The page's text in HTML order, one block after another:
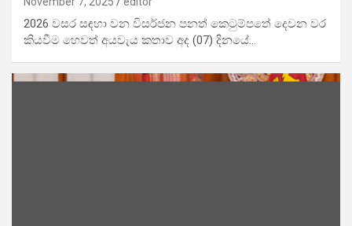
2026 වසර සඳහා වන විසර්ජන පනත් කෙටුම්පතේ දෙවන වර
කියවීම හෙවත් අයවැය කතාව අද (07) දිනයේ…